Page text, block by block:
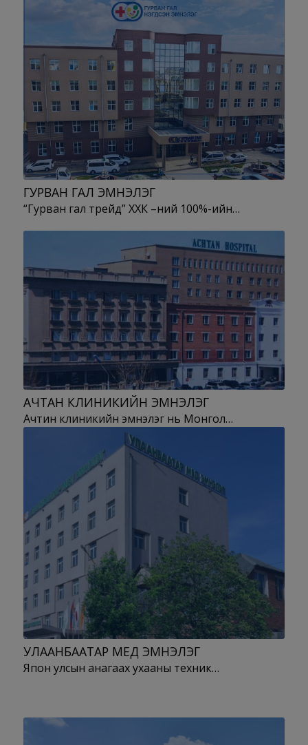
ГУРВАН ГАЛ ЭМНЭЛЭГ
“Гурван гал трейд” ХХК –ний 100%-ийн…
АЧТАН КЛИНИКИЙН ЭМНЭЛЭГ
Ачтин клиникийн эмнэлэг нь Монгол…
УЛААНБААТАР МЕД ЭМНЭЛЭГ
Япон улсын анагаах ухааны техник…